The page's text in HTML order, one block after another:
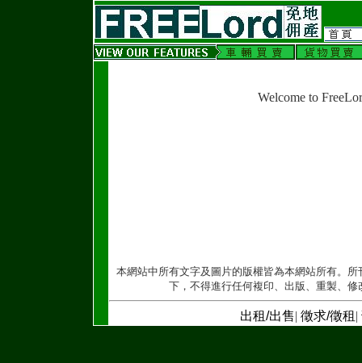
Welcome to
本網站中所有文字及圖片的版權皆為本網站所有。
下，不得進行任何複印、出版、重製、
出租/出售| 徵求/徵租 |